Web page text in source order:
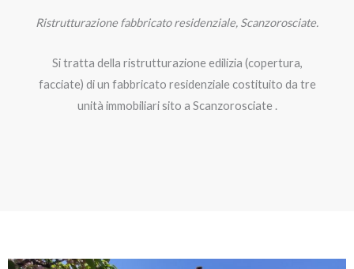
Ristrutturazione fabbricato residenziale, Scanzorosciate.
Si tratta della ristrutturazione edilizia (copertura,
facciate) di un fabbricato residenziale costituito da tre
unità immobiliari sito a Scanzorosciate .